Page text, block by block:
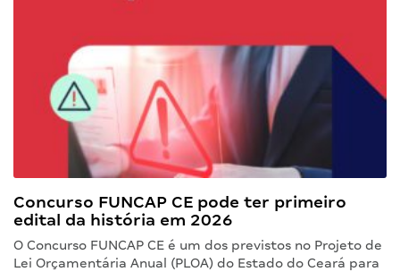
Concurso FUNCAP CE pode ter primeiro
edital da história em 2026
O Concurso FUNCAP CE é um dos previstos no Projeto de
Lei Orçamentária Anual (PLOA) do Estado do Ceará para